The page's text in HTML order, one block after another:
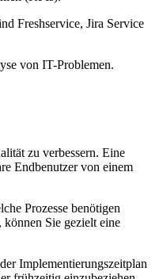
Freshservice, Jira Service
von IT-Problemen.
zu verbessern. Eine
Endbenutzer von einem
Prozesse benötigen
Sie gezielt eine
Implementierungszeitplan